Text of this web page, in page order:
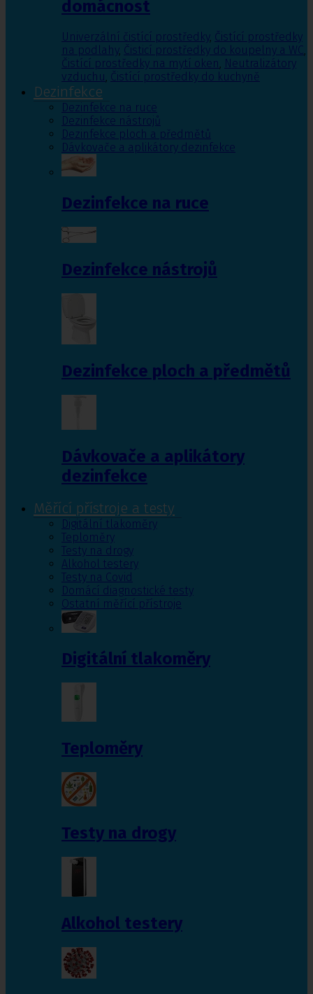
domácnost
Univerzální čistící prostředky, Čistící prostředky
na podlahy, Čisticí prostředky do koupelny a WC,
Čistící prostředky na mytí oken, Neutralizátory
vzduchu, Čistící prostředky do kuchyně
Dezinfekce
Dezinfekce na ruce
Dezinfekce nástrojů
Dezinfekce ploch a předmětů
Dávkovače a aplikátory dezinfekce
Dezinfekce na ruce
Dezinfekce nástrojů
Dezinfekce ploch a předmětů
Dávkovače a aplikátory
dezinfekce
Měřící přístroje a testy
Digitální tlakoměry
Teploměry
Testy na drogy
Alkohol testery
Testy na Covid
Domácí diagnostické testy
Ostatní měřící přístroje
Digitální tlakoměry
Teploměry
Testy na drogy
Alkohol testery